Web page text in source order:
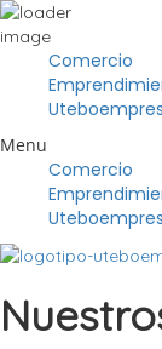
Comercio
Menu
Comercio